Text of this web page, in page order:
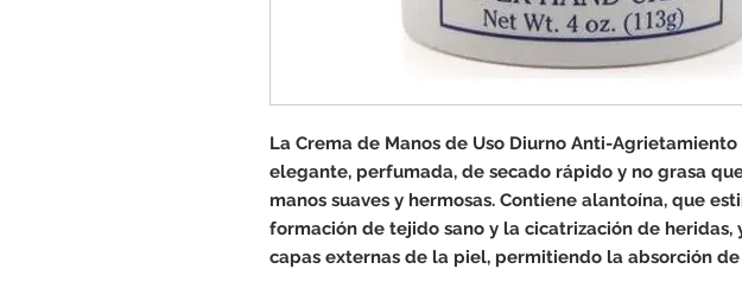
La Crema de Manos de Uso Diurno Anti-Agrietamiento
elegante, perfumada, de secado rápido y no grasa
manos suaves y hermosas. Contiene alantoína, que
formación de tejido sano y la cicatrización de heridas,
capas externas de la piel, permitiendo la absorción de